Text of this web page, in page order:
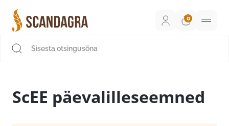
sisu
juurde
ScEE päevalilleseemned